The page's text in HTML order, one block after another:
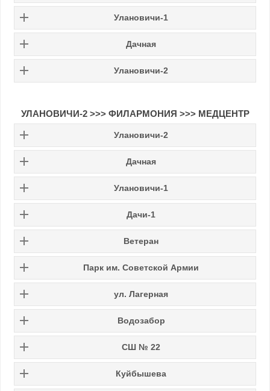
Улановичи-1
Дачная
Улановичи-2
УЛАНОВИЧИ-2 >>>ФИЛАРМОНИЯ >>>МЕДЦЕНТР
Улановичи-2
Дачная
Улановичи-1
Дачи-1
Ветеран
Парк им. Советской Армии
ул. Лагерная
Водозабор
СШ № 22
Куйбышева